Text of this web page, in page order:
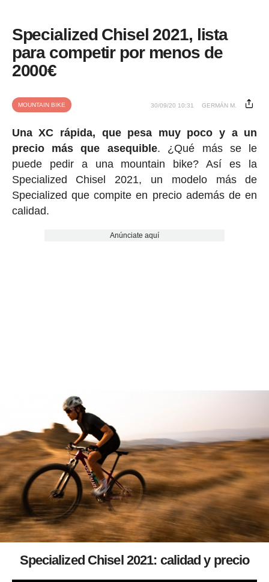
Specialized Chisel 2021, lista
para competir por menos de
2000€
MOUNTAIN BIKE 30/09/20 10:31 GERMÁN M.
Una XC rápida, que pesa muy poco y a un
precio más que asequible. ¿Qué más se le
puede pedir a una mountain bike? Así es la
Specialized Chisel 2021, un modelo más de
Specialized que compite en precio además de en
calidad.
Anúnciate aquí
Specialized Chisel 2021: calidad y precio